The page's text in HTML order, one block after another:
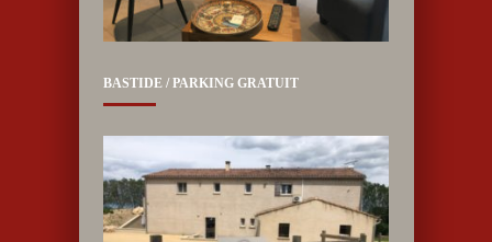
BASTIDE / PARKING GRATUIT